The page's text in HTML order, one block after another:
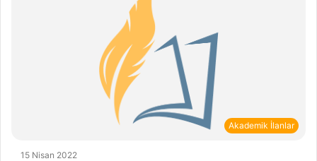
Akademik İlanlar
15 Nisan 2022